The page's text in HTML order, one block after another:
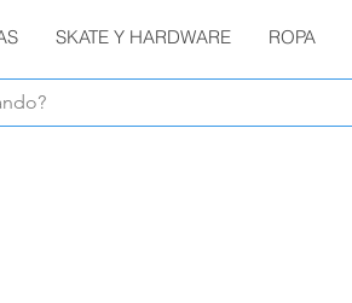
SKATE Y HARDWARE ROPA